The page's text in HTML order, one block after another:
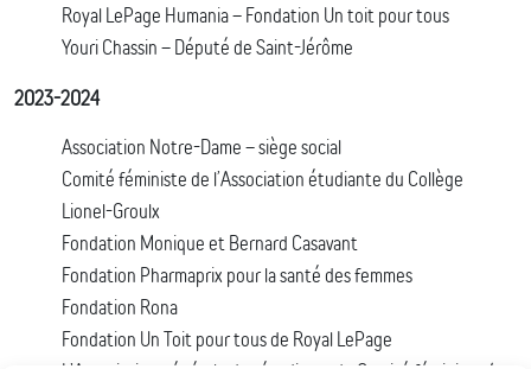
Royal LePage Humania – Fondation Un toit pour tous
Youri Chassin – Député de Saint-Jérôme
2023-2024
Association Notre-Dame – siège social
Comité féministe de l’Association étudiante du Collège
Lionel-Groulx
Fondation Monique et Bernard Casavant
Fondation Pharmaprix pour la santé des femmes
Fondation Rona
Fondation Un Toit pour tous de Royal LePage